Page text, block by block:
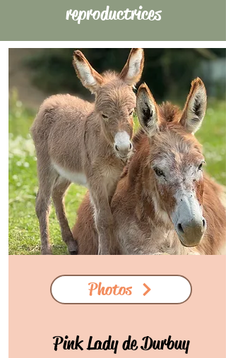
reproductrices
Photos
Pink Lady de Durbuy